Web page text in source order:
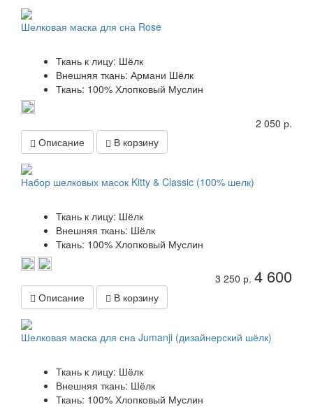
Шелковая маска для сна Rose
Ткань к лицу: Шёлк
Внешняя ткань: Армани Шёлк
Ткань: 100% Хлопковый Муслин
2 050 р.
Описание
В корзину
Набор шелковых масок Kitty & Classic (100% шелк)
Ткань к лицу: Шёлк
Внешняя ткань: Шёлк
Ткань: 100% Хлопковый Муслин
3 250 р. 4 600
Описание В корзину
Шелковая маска для сна Jumanji (дизайнерский шёлк)
Ткань к лицу: Шёлк
Внешняя ткань: Шёлк
Ткань: 100% Хлопковый Муслин